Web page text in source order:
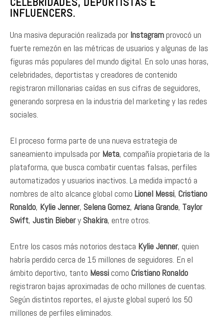
INFLUENCERS.
Una masiva depuración realizada por Instagramprovocó un
fuerte remezón en las métricas de usuarios y algunas de las
figuras más populares del mundo digital. En solo unas horas,
celebridades, deportistas y creadores de contenido
registraron millonarias caídas en sus cifras de seguidores,
generando sorpresa en la industria del marketing y las redes
sociales.
El proceso forma parte de una nueva estrategia de
saneamiento impulsada por Meta, compañía propietaria de la
plataforma, que busca combatir cuentas falsas, perfiles
automatizados y usuarios inactivos. La medida impactó a
nombres de alto alcance global como Lionel Messi, Cristiano
Ronaldo, Kylie Jenner, Selena Gomez, Ariana Grande, Taylor
Swift, Justin Biebery Shakira, entre otros.
Entre los casos más notorios destaca Kylie Jenner, quien
habría perdido cerca de 15 millones de seguidores. En el
ámbito deportivo, tanto Messicomo Cristiano Ronaldo
registraron bajas aproximadas de ocho millones de cuentas.
Según distintos reportes, el ajuste global superó los 50
millones de perfiles eliminados.